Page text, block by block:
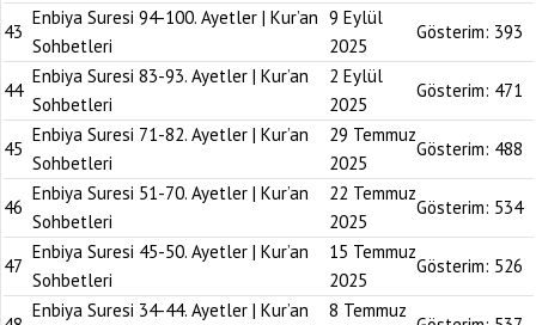
43
Enbiya Suresi 94-100. Ayetler | Kur’an
Sohbetleri
9 Eylül
2025
Gösterim: 393
44
Enbiya Suresi 83-93. Ayetler | Kur’an
Sohbetleri
2 Eylül
2025
Gösterim: 471
45
Enbiya Suresi 71-82. Ayetler | Kur’an
Sohbetleri
29 Temmuz
2025
Gösterim: 488
46
Enbiya Suresi 51-70. Ayetler | Kur’an
Sohbetleri
22 Temmuz
2025
Gösterim: 534
47
Enbiya Suresi 45-50. Ayetler | Kur’an
Sohbetleri
15 Temmuz
2025
Gösterim: 526
Enbiya Suresi 34-44. Ayetler | Kur’an 8 Temmuz